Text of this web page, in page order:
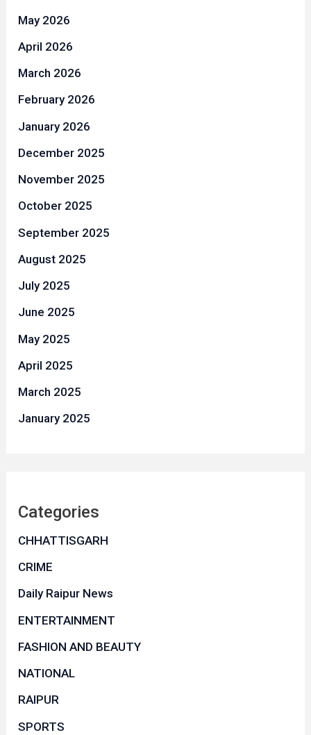
May 2026
April 2026
March 2026
February 2026
January 2026
December 2025
November 2025
October 2025
September 2025
August 2025
July 2025
June 2025
May 2025
April 2025
March 2025
January 2025
Categories
CHHATTISGARH
CRIME
Daily Raipur News
ENTERTAINMENT
FASHION AND BEAUTY
NATIONAL
RAIPUR
SPORTS